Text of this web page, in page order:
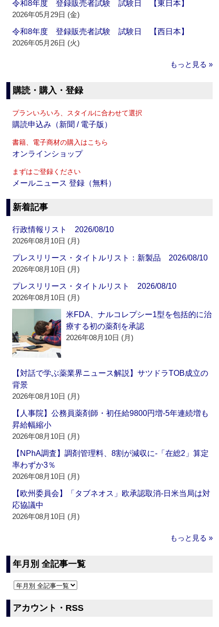
令和8年度 登録販売者試験 試験日 【東日本】
2026年05月29日 (金)
令和8年度 登録販売者試験 試験日 【西日本】
2026年05月26日 (火)
もっと見る »
購読・購入・登録
プランいろいろ、スタイルに合わせて選択
購読申込み（新聞 / 電子版）
書籍、電子商材の購入はこちら
オンラインショップ
まずはご登録ください
メールニュース 登録（無料）
新着記事
行政情報リスト 2026/08/10
2026年08月10日 (月)
プレスリリース・タイトルリスト：新製品 2026/08/10
2026年08月10日 (月)
プレスリリース・タイトルリスト 2026/08/10
2026年08月10日 (月)
米FDA、ナルコレプシー1型を包括的に治
療する初の薬剤を承認
2026年08月10日 (月)
【対話で学ぶ薬業界ニュース解説】サツドラTOB成立の
背景
2026年08月10日 (月)
【人事院】公務員薬剤師・初任給9800円増‐5年連続増も
昇給幅縮小
2026年08月10日 (月)
【NPhA調査】調剤管理料、8割が減収に‐「在総2」算定
率わずか3％
2026年08月10日 (月)
【欧州委員会】「タブネオス」欧承認取消‐日米当局は対
応協議中
2026年08月10日 (月)
もっと見る »
年月別 全記事一覧
アカウント・RSS